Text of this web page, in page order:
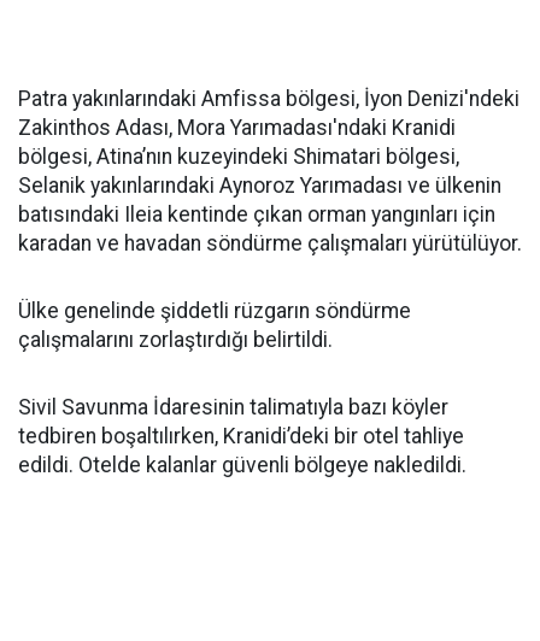
Patra yakınlarındaki Amfissa bölgesi, İyon Denizi'ndeki
Zakinthos Adası, Mora Yarımadası'ndaki Kranidi
bölgesi, Atina’nın kuzeyindeki Shimatari bölgesi,
Selanik yakınlarındaki Aynoroz Yarımadası ve ülkenin
batısındaki Ileia kentinde çıkan orman yangınları için
karadan ve havadan söndürme çalışmaları yürütülüyor.
Ülke genelinde şiddetli rüzgarın söndürme
çalışmalarını zorlaştırdığı belirtildi.
Sivil Savunma İdaresinin talimatıyla bazı köyler
tedbiren boşaltılırken, Kranidi’deki bir otel tahliye
edildi. Otelde kalanlar güvenli bölgeye nakledildi.